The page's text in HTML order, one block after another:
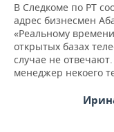
В Следкоме по РТ
адрес бизнесмен
«Реальному
открытых базах
случае не
менеджер некоего